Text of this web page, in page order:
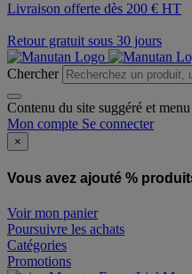
Livraison offerte dès 200 € HT
Retour gratuit sous 30 jours
Chercher
Contenu du site suggéré et
Mon compte Se connecter
×
Vous avez ajouté %
Voir mon panier
Poursuivre les achats
Catégories
Promotions